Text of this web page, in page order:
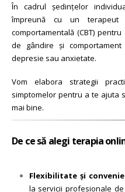
În cadrul ședințelor
împreună cu un terapeut
comportamentală (CBT)
de gândire și
depresie sau anxietate.
Vom elabora strategii
simptomelor pentru a te ajuta
mai bine.
De ce să alegi terapia
Flexibilitate și
la servicii profesionale